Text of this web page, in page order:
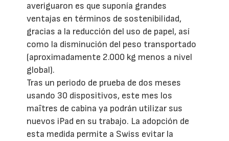
averiguaron es que suponía grandes
ventajas en términos de sostenibilidad,
gracias a la reducción del uso de papel, así
como la disminución del peso transportado
(aproximadamente 2.000 kg menos a nivel
global).
Tras un periodo de prueba de dos meses
usando 30 dispositivos, este mes los
maîtres de cabina ya podrán utilizar sus
nuevos iPad en su trabajo. La adopción de
esta medida permite a Swiss evitar la